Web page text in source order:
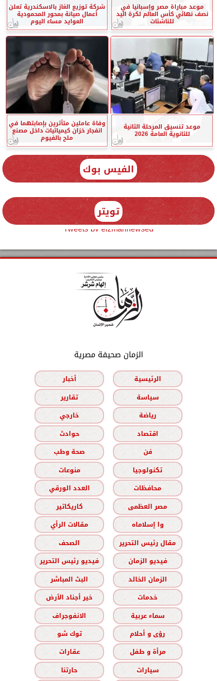
موعد مباراة مصر وإسبانيا في
نصف نهائي كأس العالم لكرة اليد
للناشئات
شركة توزيع الغاز بالاسكندرية تعلن
أعمال صيانة بمحور المحمودية
العوايد مساء اليوم
موعد تنسيق المرحلة الثانية
للثانوية العامة 2026
وفاة عاملين متأثرين بإصابتهما في
انفجار خزان كيميائيات داخل مصنع
ملح بالفيوم
الفيس بوك
تويتر
Tweets by elzmannewseg
الزمان صحيفة مصرية
الرئيسية
أخبار
سياسة
تقارير
رياضة
خارجي
اقتصاد
حوادث
فن
صحة وطب
تكنولوجيا
منوعات
محافظات
العدد الورقي
مصر العظمى
كاريكاتير
وا إسلاماه
مقالات الرأي
مقال رئيس التحرير
الصحف
فيديو الزمان
فيديو رئيس التحرير
الزمان الخالد
البث المباشر
خدمات
خير أجناد الأرض
سماء عربية
الانفوجراف
رؤى و أحلام
توك شو
مرأة و طفل
عقارات
سيارات
حارتنا